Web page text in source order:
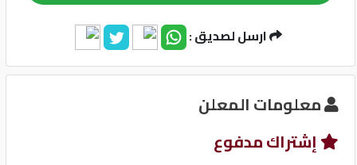
©
نظام مانع للانغلاق-ABS
وسادة هوائية للركاب
ارسل لصديق :
معلومات المعلن
إشتراك مدفوع